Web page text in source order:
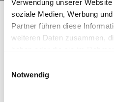
Verwendung unserer
soziale Medien, Werbung
Partner führen diese
weiteren Daten zusammen,
Notwendig